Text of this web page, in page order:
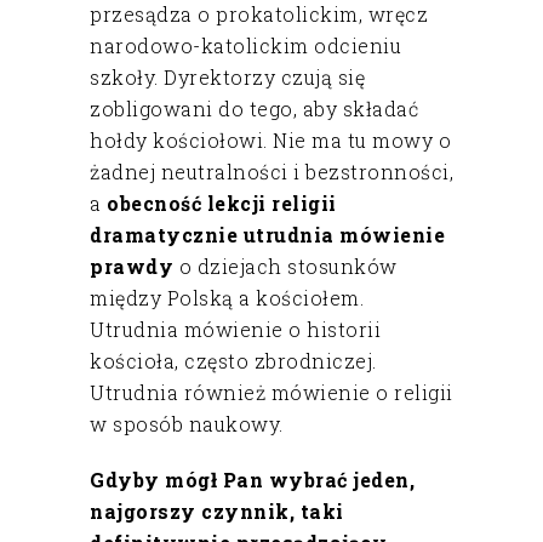
przesądza o prokatolickim, wręcz
narodowo-katolickim odcieniu
szkoły. Dyrektorzy czują się
zobligowani do tego, aby składać
hołdy kościołowi. Nie ma tu mowy o
żadnej neutralności i bezstronności,
a obecność lekcji religii
dramatycznie utrudnia mówienie
prawdy o dziejach stosunków
między Polską a kościołem.
Utrudnia mówienie o historii
kościoła, często zbrodniczej.
Utrudnia również mówienie o religii
w sposób naukowy.
Gdyby mógł Pan wybrać jeden,
najgorszy czynnik, taki